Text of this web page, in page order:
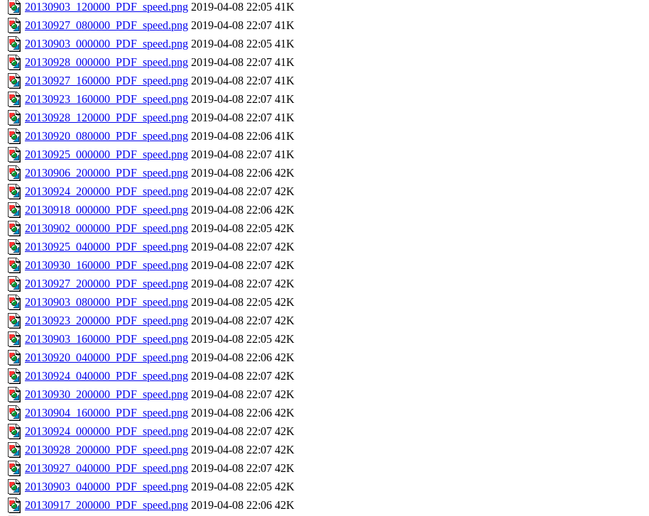
20130903_120000_PDF_speed.png 2019-04-08 22:05 41K
20130927_080000_PDF_speed.png 2019-04-08 22:07 41K
20130903_000000_PDF_speed.png 2019-04-08 22:05 41K
20130928_000000_PDF_speed.png 2019-04-08 22:07 41K
20130927_160000_PDF_speed.png 2019-04-08 22:07 41K
20130923_160000_PDF_speed.png 2019-04-08 22:07 41K
20130928_120000_PDF_speed.png 2019-04-08 22:07 41K
20130920_080000_PDF_speed.png 2019-04-08 22:06 41K
20130925_000000_PDF_speed.png 2019-04-08 22:07 41K
20130906_200000_PDF_speed.png 2019-04-08 22:06 42K
20130924_200000_PDF_speed.png 2019-04-08 22:07 42K
20130918_000000_PDF_speed.png 2019-04-08 22:06 42K
20130902_000000_PDF_speed.png 2019-04-08 22:05 42K
20130925_040000_PDF_speed.png 2019-04-08 22:07 42K
20130930_160000_PDF_speed.png 2019-04-08 22:07 42K
20130927_200000_PDF_speed.png 2019-04-08 22:07 42K
20130903_080000_PDF_speed.png 2019-04-08 22:05 42K
20130923_200000_PDF_speed.png 2019-04-08 22:07 42K
20130903_160000_PDF_speed.png 2019-04-08 22:05 42K
20130920_040000_PDF_speed.png 2019-04-08 22:06 42K
20130924_040000_PDF_speed.png 2019-04-08 22:07 42K
20130930_200000_PDF_speed.png 2019-04-08 22:07 42K
20130904_160000_PDF_speed.png 2019-04-08 22:06 42K
20130924_000000_PDF_speed.png 2019-04-08 22:07 42K
20130928_200000_PDF_speed.png 2019-04-08 22:07 42K
20130927_040000_PDF_speed.png 2019-04-08 22:07 42K
20130903_040000_PDF_speed.png 2019-04-08 22:05 42K
20130917_200000_PDF_speed.png 2019-04-08 22:06 42K